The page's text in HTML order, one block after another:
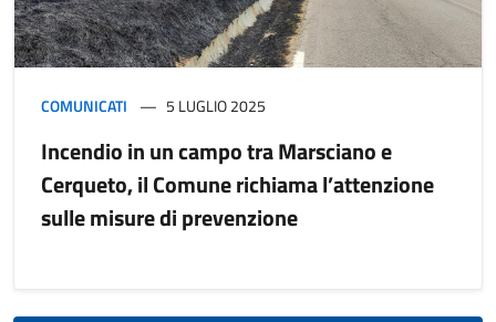
COMUNICATI 5 LUGLIO 2025
Incendio in un campo tra Marsciano e
Cerqueto, il Comune richiama l’attenzione
sulle misure di prevenzione